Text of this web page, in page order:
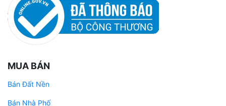
MUA BÁN
Bán Đất Nền
Bán Nhà Phố